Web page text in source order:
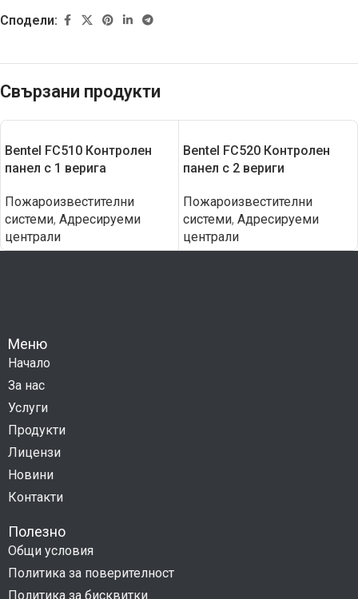
Сподели:
Свързани продукти
Bentel FC510 Контролен
панел с 1 верига
Пожароизвестителни
системи, Адресируеми
централи
Bentel FC520 Контролен
панел с 2 вериги
Пожароизвестителни
системи, Адресируеми
централи
Меню
Начало
За нас
Услуги
Продукти
Лицензи
Новини
Контакти
Полезно
Общи условия
Политика за поверителност
Политика за бисквитки